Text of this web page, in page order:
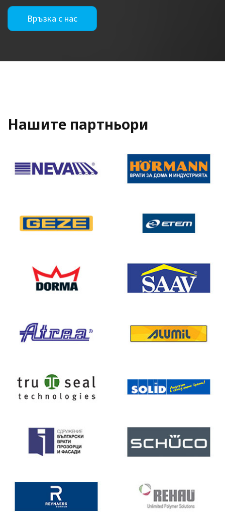
Връзка с нас
Нашите партньори